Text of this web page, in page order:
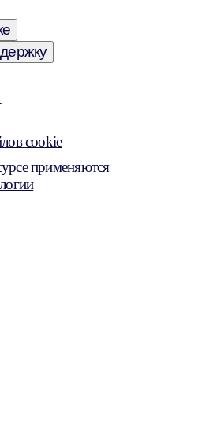
cookie
применяются